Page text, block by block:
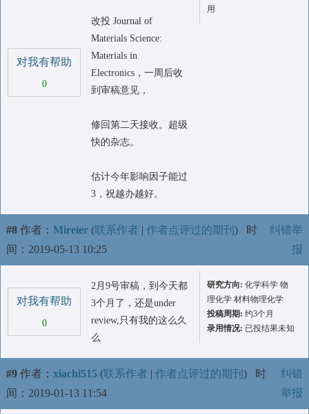
对我有帮助
0
改投 Journal of
Materials Science:
Materials in
Electronics，一周后收
到审稿意见，
修回第二天接收。超级
快的杂志。
估计今年影响因子能过
3，祝越办越好。
用
#8 作者： Mireier (联系作者 | 作者点评过的期刊 ) 时
间：2019-05-13 10:25
纠错举
报
对我有帮助
0
2月9号审稿，到今天都
3个月了，还是under
review,只有我的这么久
么
研究方向: 化学科学 物
理化学 材料物理化学
投稿周期: 约3个月
录用情况: 已投结果未知
#9 作者： xiachi515 (联系作者 | 作者点评过的期刊 ) 时
间：2019-01-13 11:54
纠错
举报